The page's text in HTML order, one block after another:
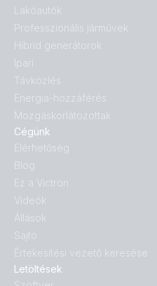
Letöltések
Lakóautók
Professzionális járművek
Hibrid generátorok
Ipari
Távközlés
Energia-hozzáférés
Mozgáskorlátozottak
Cégünk
Elérhetőség
Blog
Ez a Victron
Videók
Állások
Sajtó
Értekesítési vezető keresése